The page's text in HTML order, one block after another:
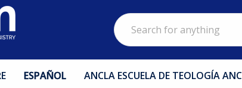
Search
ESPAÑOL ANCLA ESCUELA DE TEOLOGÍA